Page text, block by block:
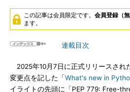
この記事は会員限定です。 会員登録（無
ます。
連載目次
2025年10月7日に正式リリースされ
変更点を記した「What's new in
イライトの先頭に「PEP 779: Free-